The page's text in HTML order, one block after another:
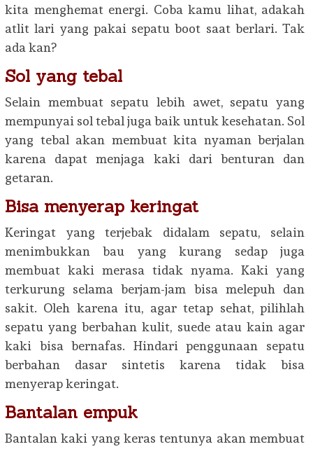
kita menghemat energi. Coba kamu lihat, adakah
atlit lari yang pakai sepatu boot saat berlari. Tak
ada kan?
Sol yang tebal
Selain membuat sepatu lebih awet, sepatu yang
mempunyai sol tebal juga baik untuk kesehatan. Sol
yang tebal akan membuat kita nyaman berjalan
karena dapat menjaga kaki dari benturan dan
getaran.
Bisa menyerap keringat
Keringat yang terjebak didalam sepatu, selain
menimbukkan bau yang kurang sedap juga
membuat kaki merasa tidak nyama. Kaki yang
terkurung selama berjam-jam bisa melepuh dan
sakit. Oleh karena itu, agar tetap sehat, pilihlah
sepatu yang berbahan kulit, suede atau kain agar
kaki bisa bernafas. Hindari penggunaan sepatu
berbahan dasar sintetis karena tidak bisa
menyerap keringat.
Bantalan empuk
Bantalan kaki yang keras tentunya akan membuat